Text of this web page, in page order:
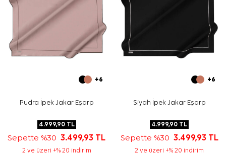
Sıkça Sorulan Sorular
Bu eşarp hangi kumaştan üretilmiştir?
Ölçüsü nedir?
Desenli mi, düz renk mi?
Hangi kombinlerde kullanılabilir?
+6
Pudra İpek Jakar Eşarp
4.999,90TL
Sepette %303.499,93 TL
2 ve üzeri +% 20 indirim
+6
Siyah İpek Jakar Eşarp
4.999,90 TL
Sepette %30 3.499,93 TL
2 ve üzeri +% 20 indirim